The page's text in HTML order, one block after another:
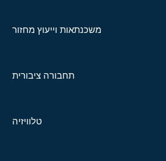
משכנתאות וייעוץ מחזור
תחבורה ציבורית
טלוויזיה